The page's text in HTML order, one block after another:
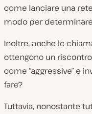
come lanciare una
modo per determinare
Inoltre, anche le
ottengono un
come “aggressive” e
fare?
Tuttavia, nonostante